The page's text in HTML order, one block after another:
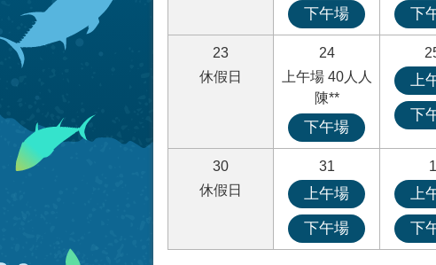
下午場 下
23
休假日
24
上午場 40人人
陳**
下午場
上
下
30
休假日
31
上午場
下午場
1
上
下